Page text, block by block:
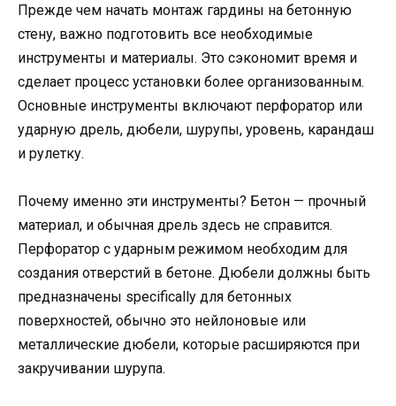
Прежде чем начать монтаж гардины на бетонную
стену, важно подготовить все необходимые
инструменты и материалы. Это сэкономит время и
сделает процесс установки более организованным.
Основные инструменты включают перфоратор или
ударную дрель, дюбели, шурупы, уровень, карандаш
и рулетку.
Почему именно эти инструменты? Бетон — прочный
материал, и обычная дрель здесь не справится.
Перфоратор с ударным режимом необходим для
создания отверстий в бетоне. Дюбели должны быть
предназначены specifically для бетонных
поверхностей, обычно это нейлоновые или
металлические дюбели, которые расширяются при
закручивании шурупа.